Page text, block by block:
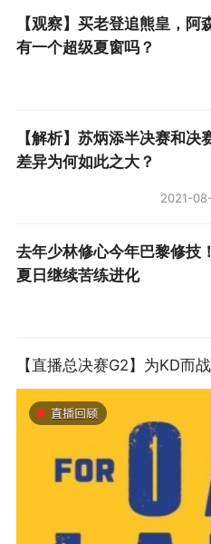
如果雄鹿具备2025-26
豪赌也许可以被接受。
开放，尽管特纳有望作
卫，外线防守形同虚设
真正的争冠球队。
进行的豪赌，引进霍勒
定。但光有胆识还不够
冠前景，他们甚至也没
（文/柴夫）
【观察】买老登追熊皇，阿
有一个超级夏窗吗？
【解析】苏炳添半决赛和决
差异为何如此之大？
2021-
去年少林修心今年巴黎修技
夏日继续苦练进化
【直播总决赛G2】为KD而